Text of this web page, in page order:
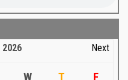
2026 Next
W T F